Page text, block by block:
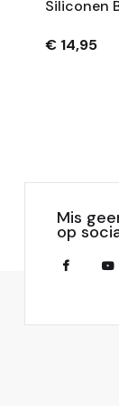
Siliconen
€ 14,95
Mis
op